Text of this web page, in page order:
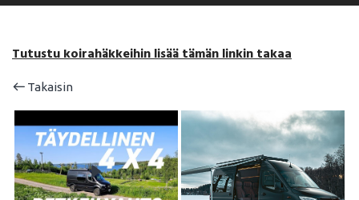
Tutustu koirahäkkeihin lisää tämän linkin takaa
Takaisin